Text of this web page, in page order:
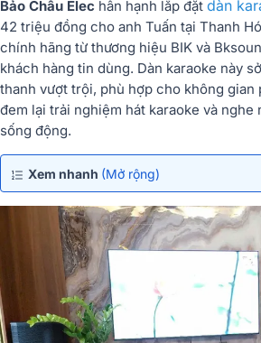
Bảo Châu Elec hân hạnh lắp đặt dàn
42 triệu đồng cho anh Tuấn tại Thanh
chính hãng từ thương hiệu BIK và
khách hàng tin dùng. Dàn karaoke này
thanh vượt trội, phù hợp cho không gian
đem lại trải nghiệm hát karaoke và nghe
sống động.
Xem nhanh (Mở rộng)